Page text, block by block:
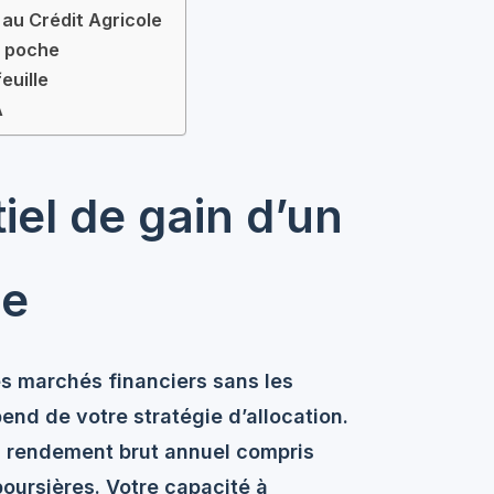
Crédit Agricole
poche
de gain d’un
marchés financiers sans les
de votre stratégie d’allocation.
brut annuel compris
Votre capacité à